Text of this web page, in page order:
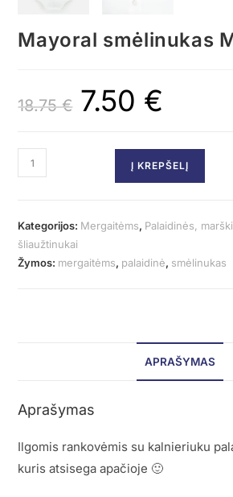
Mayoral smėlinukas
18.75€ 7.50 €
Į KREPŠELĮ
Kategorijos: Mergaitėms, Palaidinės,
šliaužtinukai
Žymos: mergaitėms, palaidinė, smėlinukas
APRAŠYMAS
Aprašymas
Ilgomis rankovėmis su kalnieriuku
kuris atsisega apačioje 🙂